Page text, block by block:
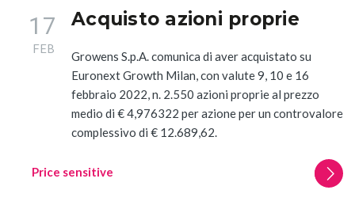
Price sensitive
17
FEB
Acquisto azioni proprie
Growens S.p.A. comunica di aver acquistato su
Euronext Growth Milan, con valute 9, 10 e 16
febbraio 2022, n. 2.550 azioni proprie al prezzo
medio di € 4,976322 per azione per un controvalore
complessivo di € 12.689,62.